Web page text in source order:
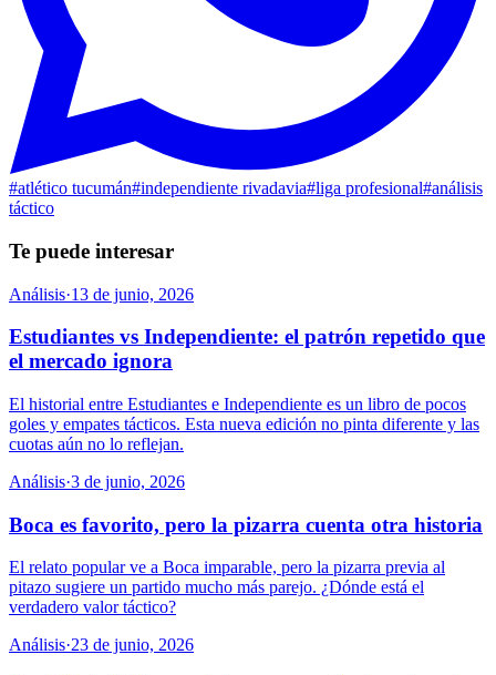
#atlético tucumán#independiente rivadavia#liga profesional#análisis
táctico
Te puede interesar
Análisis·13 de junio, 2026
Estudiantes vs Independiente: el patrón repetido que
el mercado ignora
El historial entre Estudiantes e Independiente es un libro de pocos
goles y empates tácticos. Esta nueva edición no pinta diferente y las
cuotas aún no lo reflejan.
Análisis·3 de junio, 2026
Boca es favorito, pero la pizarra cuenta otra historia
El relato popular ve a Boca imparable, pero la pizarra previa al
pitazo sugiere un partido mucho más parejo. ¿Dónde está el
verdadero valor táctico?
Análisis·23 de junio, 2026